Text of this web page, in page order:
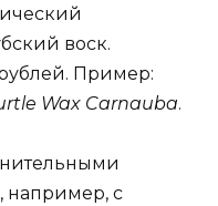
воск.
Пример:
Wax Carnauba.
например, с